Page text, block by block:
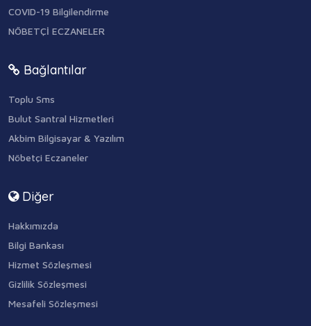
COVID-19 Bilgilendirme
NÖBETÇİ ECZANELER
Bağlantılar
Toplu Sms
Bulut Santral Hizmetleri
Akbim Bilgisayar & Yazılım
Nöbetçi Eczaneler
Diğer
Hakkımızda
Bilgi Bankası
Hizmet Sözleşmesi
Gizlilik Sözleşmesi
Mesafeli Sözleşmesi